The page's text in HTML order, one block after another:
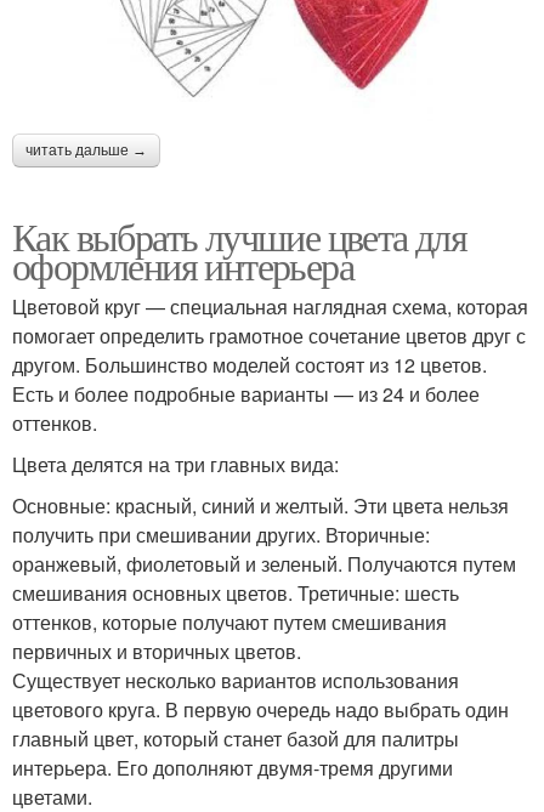
читать дальше →
Как выбрать лучшие цвета для
оформления интерьера
Цветовой круг — специальная наглядная схема, которая
помогает определить грамотное сочетание цветов друг с
другом. Большинство моделей состоят из 12 цветов.
Есть и более подробные варианты — из 24 и более
оттенков.
Цвета делятся на три главных вида:
Основные: красный, синий и желтый. Эти цвета нельзя
получить при смешивании других. Вторичные:
оранжевый, фиолетовый и зеленый. Получаются путем
смешивания основных цветов. Третичные: шесть
оттенков, которые получают путем смешивания
первичных и вторичных цветов.
Существует несколько вариантов использования
цветового круга. В первую очередь надо выбрать один
главный цвет, который станет базой для палитры
интерьера. Его дополняют двумя-тремя другими
цветами.